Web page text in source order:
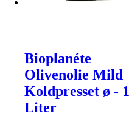
Bioplanéte
Olivenolie Mild
Koldpresset ø - 1
Liter